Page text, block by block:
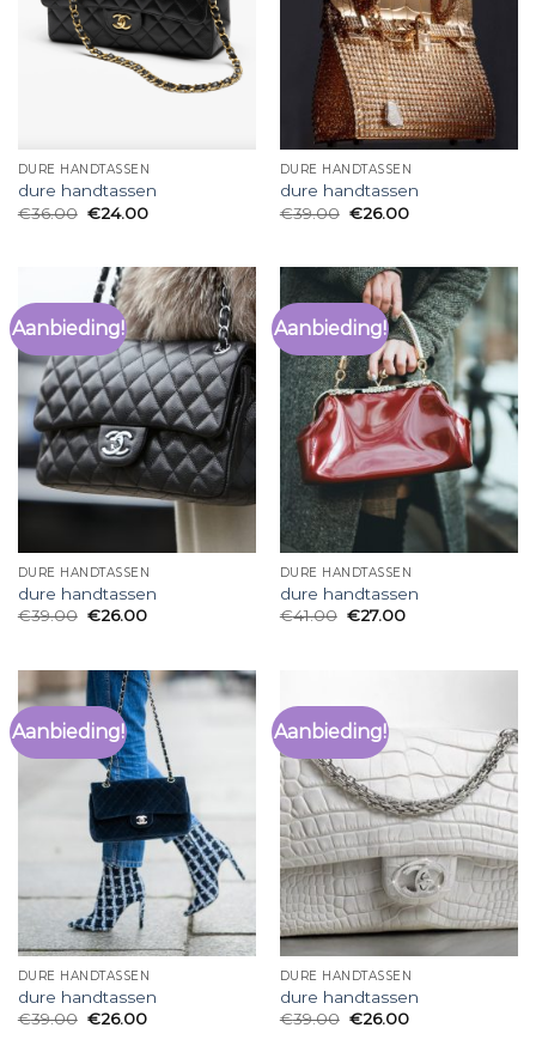
DURE HANDTASSEN
dure handtassen
€36.00 €24.00
DURE HANDTASSEN
dure handtassen
€39.00 €26.00
Aanbieding!
DURE HANDTASSEN
dure handtassen
€39.00 €26.00
Aanbieding!
DURE HANDTASSEN
dure handtassen
€41.00 €27.00
Aanbieding!
DURE HANDTASSEN
dure handtassen
€39.00 €26.00
Aanbieding!
DURE HANDTASSEN
dure handtassen
€39.00 €26.00